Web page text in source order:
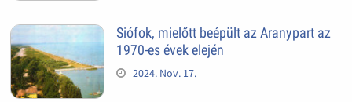
Siófok, mielőtt beépült az Aranypart az
1970-es évek elején
2024. Nov. 17.